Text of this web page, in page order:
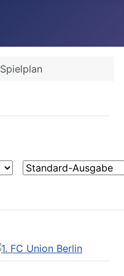
Spielplan